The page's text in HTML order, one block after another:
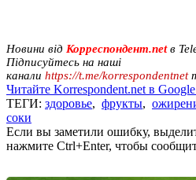
Новини від Корреспондент.netв
Підписуйтесь на наші
канали https://t.me/korrespondentnet
Читайте Korrespondent.net в
ТЕГИ: здоровье, фрукты,
соки
Если вы заметили ошибку,
нажмите Ctrl+Enter, чтобы